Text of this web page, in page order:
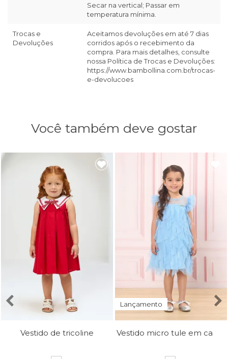
Secar na vertical; Passar em
temperatura mínima.
Trocas e
Devoluções
Aceitamos devoluções em até 7 dias
corridos após o recebimento da
compra. Para mais detalhes, consulte
nossa Política de Trocas e Devoluções:
https://www.bambollina.com.br/trocas-
e-devolucoes
Você também deve gostar
Vestido de tricoline
Lançamento